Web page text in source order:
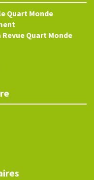
Quart Monde
Quart Monde